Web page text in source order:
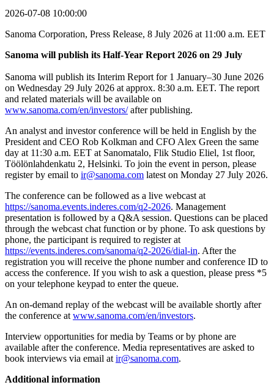
2026-07-08 10:00:00
Sanoma Corporation, Press Release, 8 July 2026 at 11:00 a.m. EET
Sanoma will publish its Half-Year Report 2026 on 29 July
Sanoma will publish its Interim Report for 1 January–30 June 2026
on Wednesday 29 July 2026 at approx. 8:30 a.m. EET. The report
and related materials will be available on
www.sanoma.com/en/investors/after publishing.
An analyst and investor conference will be held in English by the
President and CEO Rob Kolkman and CFO Alex Green the same
day at 11:30 a.m. EET at Sanomatalo, Flik Studio Eliel, 1st floor,
Töölönlahdenkatu 2, Helsinki. To join the event in person, please
register by email to ir@sanoma.com latest on Monday 27 July 2026.
The conference can be followed as a live webcast at
https://sanoma.events.inderes.com/q2-2026. Management
presentation is followed by a Q&A session. Questions can be placed
through the webcast chat function or by phone. To ask questions by
phone, the participant is required to register at
https://events.inderes.com/sanoma/q2-2026/dial-in. After the
registration you will receive the phone number and conference ID to
access the conference. If you wish to ask a question, please press *5
on your telephone keypad to enter the queue.
An on-demand replay of the webcast will be available shortly after
the conference at www.sanoma.com/en/investors.
Interview opportunities for media by Teams or by phone are
available after the conference. Media representatives are asked to
book interviews via email at ir@sanoma.com.
Additional information